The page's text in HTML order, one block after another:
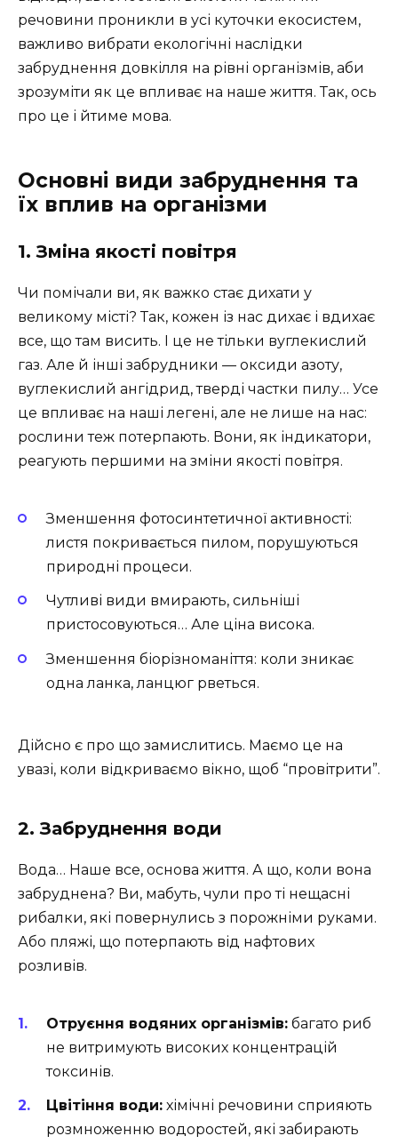
речовини проникли в усі куточки екосистем,
важливо вибрати екологічні наслідки
забруднення довкілля на рівні організмів, аби
зрозуміти як це впливає на наше життя. Так, ось
про це і йтиме мова.
Основні види забруднення та
їх вплив на організми
1. Зміна якості повітря
Чи помічали ви, як важко стає дихати у
великому місті? Так, кожен із нас дихає і вдихає
все, що там висить. І це не тільки вуглекислий
газ. Але й інші забрудники — оксиди азоту,
вуглекислий ангідрид, тверді частки пилу… Усе
це впливає на наші легені, але не лише на нас:
рослини теж потерпають. Вони, як індикатори,
реагують першими на зміни якості повітря.
Зменшення фотосинтетичної активності:
листя покривається пилом, порушуються
природні процеси.
Чутливі види вмирають, сильніші
пристосовуються… Але ціна висока.
Зменшення біорізноманіття: коли зникає
одна ланка, ланцюг рветься.
Дійсно є про що замислитись. Маємо це на
увазі, коли відкриваємо вікно, щоб “провітрити”.
2. Забруднення води
Вода… Наше все, основа життя. А що, коли вона
забруднена? Ви, мабуть, чули про ті нещасні
рибалки, які повернулись з порожніми руками.
Або пляжі, що потерпають від нафтових
розливів.
Отруєння водяних організмів: багато риб
не витримують високих концентрацій
токсинів.
Цвітіння води: хімічні речовини сприяють
розмноженню водоростей, які забирають